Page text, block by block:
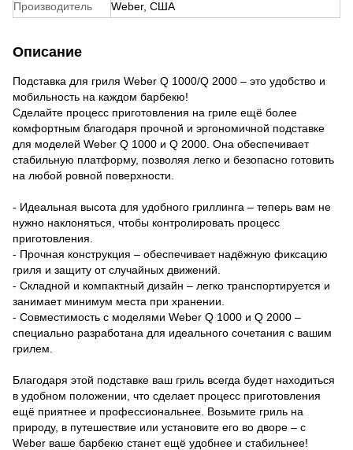
Производитель Weber, США
Описание
Подставка для гриля Weber Q 1000/Q 2000 – это удобство и
мобильность на каждом барбекю!
Сделайте процесс приготовления на гриле ещё более
комфортным благодаря прочной и эргономичной подставке
для моделей Weber Q 1000 и Q 2000. Она обеспечивает
стабильную платформу, позволяя легко и безопасно готовить
на любой ровной поверхности.
- Идеальная высота для удобного гриллинга – теперь вам не
нужно наклоняться, чтобы контролировать процесс
приготовления.
- Прочная конструкция – обеспечивает надёжную фиксацию
гриля и защиту от случайных движений.
- Складной и компактный дизайн – легко транспортируется и
занимает минимум места при хранении.
- Совместимость с моделями Weber Q 1000 и Q 2000 –
специально разработана для идеального сочетания с вашим
грилем.
Благодаря этой подставке ваш гриль всегда будет находиться
в удобном положении, что сделает процесс приготовления
ещё приятнее и профессиональнее. Возьмите гриль на
природу, в путешествие или установите его во дворе – с
Weber ваше барбекю станет ещё удобнее и стабильнее!